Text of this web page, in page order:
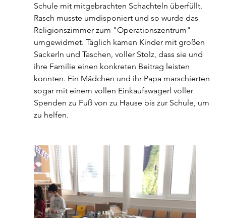
Schule mit mitgebrachten Schachteln überfüllt.
Rasch musste umdisponiert und so wurde das
Religionszimmer zum "Operationszentrum"
umgewidmet. Täglich kamen Kinder mit großen
Sackerln und Taschen, voller Stolz, dass sie und
ihre Familie einen konkreten Beitrag leisten
konnten. Ein Mädchen und ihr Papa marschierten
sogar mit einem vollen Einkaufswagerl voller
Spenden zu Fuß von zu Hause bis zur Schule, um
zu helfen.